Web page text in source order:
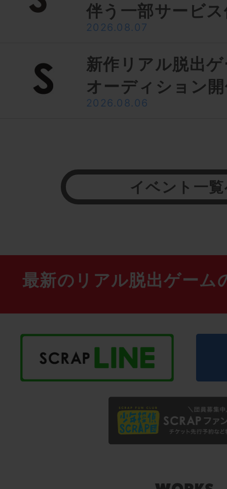
伴う一部サービ
2026.08.07
新作リアル脱出
オーディション
2026.08.06
イベント一
最新のリアル脱出ゲーム